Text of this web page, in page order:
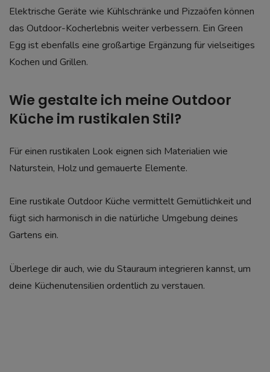
Elektrische Geräte wie Kühlschränke und Pizzaöfen können
das Outdoor-Kocherlebnis weiter verbessern. Ein Green
Egg ist ebenfalls eine großartige Ergänzung für vielseitiges
Kochen und Grillen.
Wie gestalte ich meine Outdoor
Küche im rustikalen Stil?
Für einen rustikalen Look eignen sich Materialien wie
Naturstein, Holz und gemauerte Elemente.
Eine rustikale Outdoor Küche vermittelt Gemütlichkeit und
fügt sich harmonisch in die natürliche Umgebung deines
Gartens ein.
Überlege dir auch, wie du Stauraum integrieren kannst, um
deine Küchenutensilien ordentlich zu verstauen.